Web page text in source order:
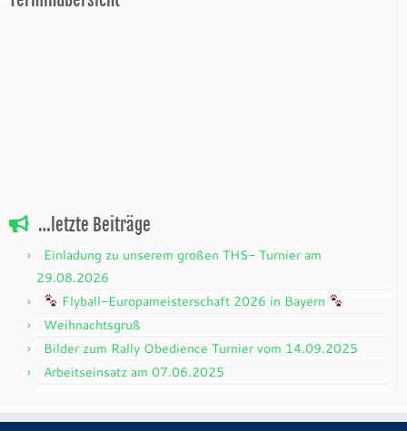
…letzte Beiträge
Einladung zu unserem großen THS- Turnier am
29.08.2026
Flyball-Europameisterschaft 2026 in Bayern
Weihnachtsgruß
Bilder zum Rally Obedience Turnier vom 14.09.2025
Arbeitseinsatz am 07.06.2025